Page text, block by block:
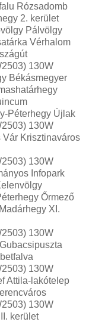
Rózsadomb
2. kerület
Pálvölgy
Vérhalom
130W
Békásmegyer
Péterhegy Újlak
130W
Vár Krisztinaváros
130W
Infopark
Őrmező
XI.
130W
130W
Attila-lakótelep
130W
kerület